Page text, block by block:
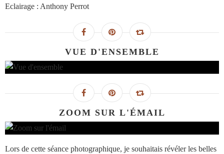
Eclairage : Anthony Perrot
VUE D'ENSEMBLE
ZOOM SUR L'ÉMAIL
Lors de cette séance photographique, je souhaitais révéler les belles